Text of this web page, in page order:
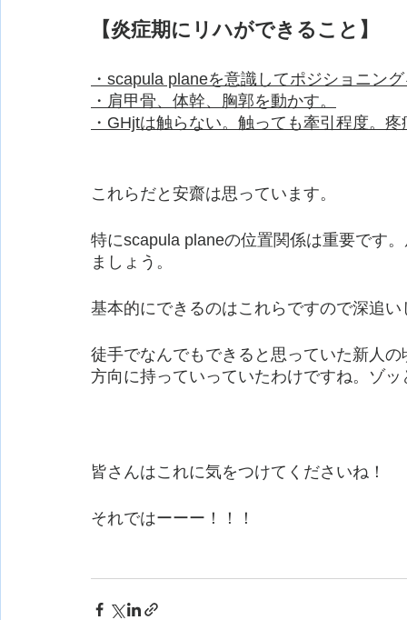
【炎症期にリハができること】
・scapula planeを意識してポジショニン
・肩甲骨、体幹、胸郭を動かす。
・GHjtは触らない。触っても牽引程度。
これらだと安齋は思っています。
特にscapula planeの位置関係は重要です
ましょう。
基本的にできるのはこれらですので深追
徒手でなんでもできると思っていた新人
方向に持っていっていたわけですね。ゾッ
皆さんはこれに気をつけてくださいね！
それではーーー！！！